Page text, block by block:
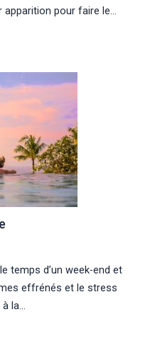
apparition pour faire le…
temps d’un week-end et
effrénés et le stress
à la…